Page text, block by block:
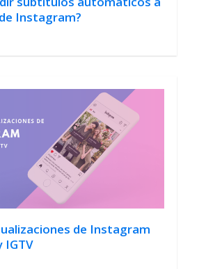
Instagram?
de Instagram
IGTV